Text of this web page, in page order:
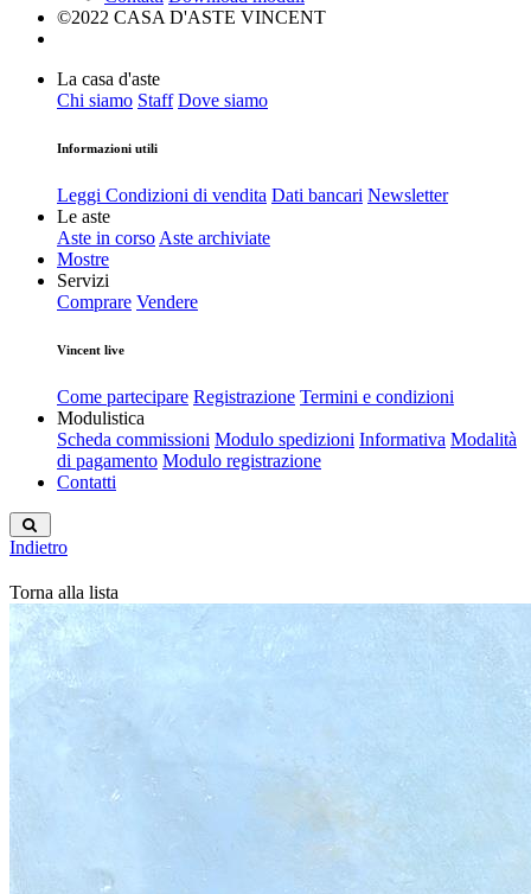
©2022 CASA D'ASTE VINCENT
La casa d'aste
Chi siamo Staff Dove siamo
Informazioni utili
Leggi Condizioni di vendita Dati bancari Newsletter
Le aste
Aste in corso Aste archiviate
Mostre
Servizi
Comprare Vendere
Vincent live
Come partecipare Registrazione Termini e condizioni
Modulistica
Scheda commissioni Modulo spedizioni Informativa Modalità
di pagamento Modulo registrazione
Contatti
Indietro
Torna alla lista